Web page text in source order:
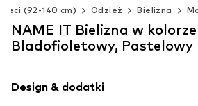
(92-140 cm) Odzież Bielizna
NAME IT Bielizna w kolorze
Bladofioletowy, Pastelowy
Design & dodatki